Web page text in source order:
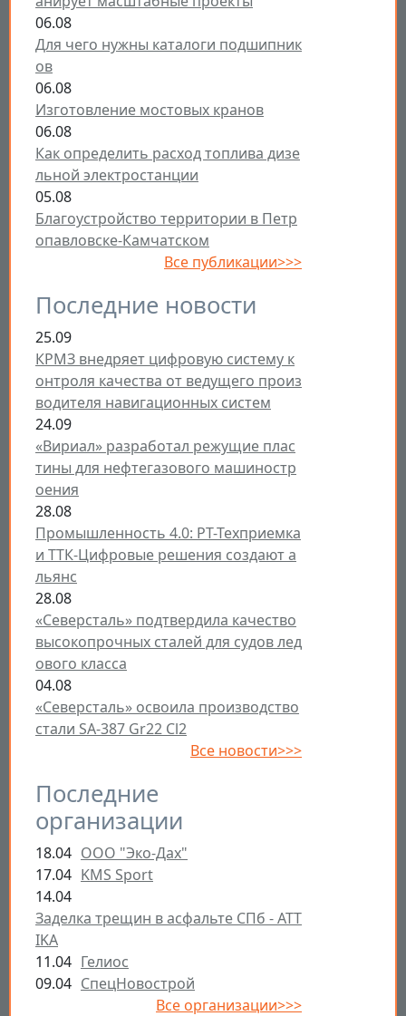
06.08
Для чего нужны каталоги подшипник
ов
06.08
Изготовление мостовых кранов
06.08
Как определить расход топлива дизе
льной электростанции
05.08
Благоустройство территории в Петр
опавловске-Камчатском
Все публикации>>>
Последние новости
25.09
КРМЗ внедряет цифровую систему к
онтроля качества от ведущего произ
водителя навигационных систем
24.09
«Вириал» разработал режущие плас
тины для нефтегазового машиностр
оения
28.08
Промышленность 4.0: РТ-Техприемка
и ТТК-Цифровые решения создают а
льянс
28.08
«Северсталь» подтвердила качество
высокопрочных сталей для судов лед
ового класса
04.08
«Северсталь» освоила производство
стали SA-387 Gr22 Cl2
Все новости>>>
Последние
организации
18.04 ООО "Эко-Дах"
17.04 KMS Sport
14.04
Заделка трещин в асфальте СПб - ATT
IKA
11.04 Гелиос
09.04 СпецНовострой
Все организации>>>